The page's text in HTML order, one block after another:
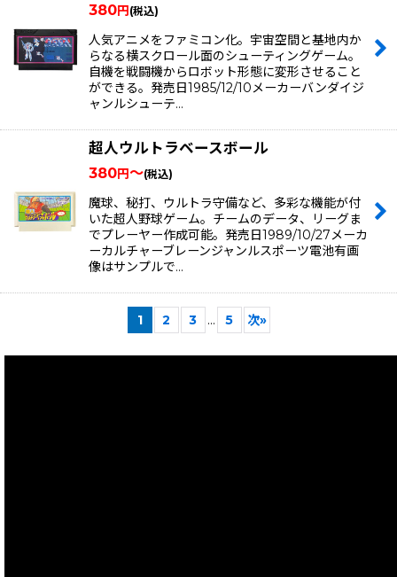
380円 (税込)
人気アニメをファミコン化。宇宙空間と基地内か
らなる横スクロール面のシューティングゲーム。
自機を戦闘機からロボット形態に変形させること
ができる。発売日1985/12/10メーカーバンダイジ
ャンルシューテ…
超人ウルトラベースボール
380円～(税込)
魔球、秘打、ウルトラ守備など、多彩な機能が付
いた超人野球ゲーム。チームのデータ、リーグま
でプレーヤー作成可能。発売日1989/10/27メーカ
ーカルチャーブレーンジャンルスポーツ電池有画
像はサンプルで…
1 2 3 ... 5 次»